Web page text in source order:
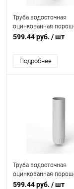
Труба водосточная
оцинкованная
ф125х1250мм RAL
599.44 руб. / шт
Подробнее
Труба водосточная
оцинкованная
ф125х1250мм RAL
599.44 руб. / шт